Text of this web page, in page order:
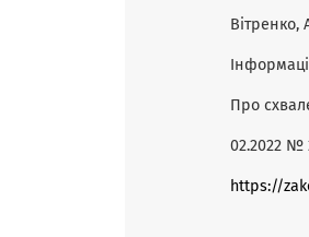
Вітренко,
Про
02.2022 №
https://